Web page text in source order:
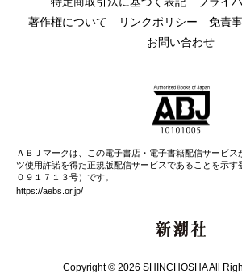
著作権について
リンクポリシー 免責
お問い合わせ
ＡＢＪマークは、この電子書店・電子書籍配信サービス
ツ使用許諾を得た正規版配信サービスであることを示す
０９１７１３号）です。
https://aebs.or.jp/
Copyright © 2026 SHINCHOSHA All